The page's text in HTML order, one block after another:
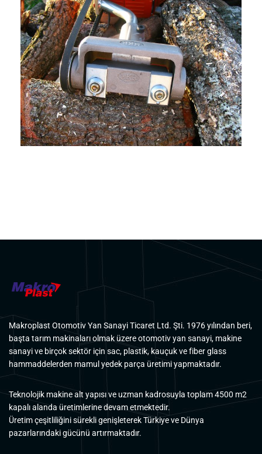
Makroplast Otomotiv Yan Sanayi Ticaret Ltd. Şti. 1976 yılından beri,
başta tarım makinaları olmak üzere otomotiv yan sanayi, makine
sanayi ve birçok sektör için sac, plastik, kauçuk ve fiber glass
hammaddelerden mamul yedek parça üretimi yapmaktadır.
Teknolojik makine alt yapısı ve uzman kadrosuyla toplam 4500 m2
kapalı alanda üretimlerine devam etmektedir.
Üretim çeşitliliğini sürekli genişleterek Türkiye ve Dünya
pazarlarındaki gücünü artırmaktadır.